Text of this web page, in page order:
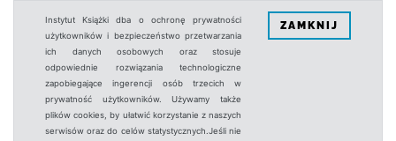
Instytut Książki dba o ochronę prywatności
użytkowników i bezpieczeństwo przetwarzania
ich danych osobowych oraz stosuje
odpowiednie rozwiązania technologiczne
zapobiegające ingerencji osób trzecich w
prywatność użytkowników. Używamy także
plików cookies, by ułatwić korzystanie z naszych
serwisów oraz do celów statystycznych.Jeśli nie
ZAMKNIJ